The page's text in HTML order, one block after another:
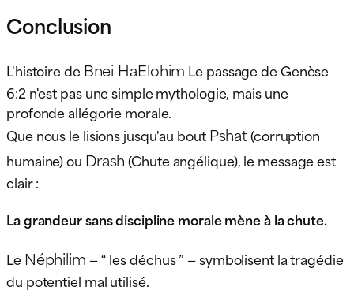
Conclusion
L'histoire deBnei HaElohim Le passage de Genèse
6:2 n'est pas une simple mythologie, mais une
profonde allégorie morale.
Que nous le lisions jusqu'au boutPshat(corruption
humaine) ou Drash(Chute angélique), le message est
clair :
La grandeur sans discipline morale mène à la chute.
LeNéphilim — “ les déchus ” — symbolisent la tragédie
du potentiel mal utilisé.